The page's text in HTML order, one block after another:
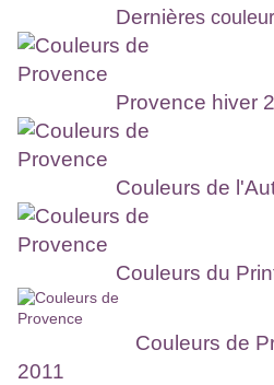
Dernières
Provence hiver
Couleurs de
Couleurs du
Couleurs de
2011